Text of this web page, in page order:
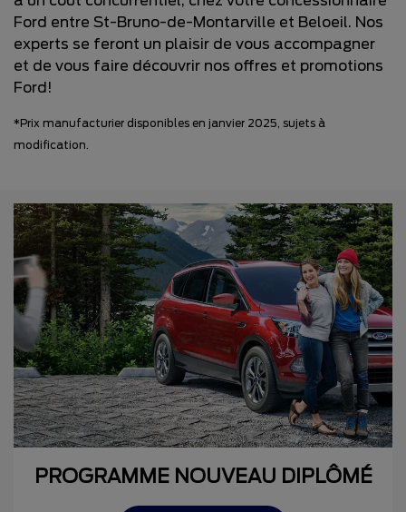
Ford entre St-Bruno-de-Montarville et Beloeil. Nos
experts se feront un plaisir de vous accompagner
et de vous faire découvrir nos offres et promotions
Ford!
*Prix manufacturier disponibles en janvier 2025, sujets à
modification.
PROGRAMME NOUVEAU DIPLÔMÉ